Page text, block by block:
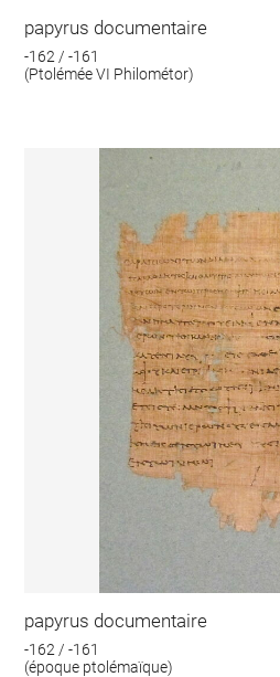
papyrus documentaire
-162 / -161
(Ptolémée VI Philométor)
papyrus documentaire
-162 / -161
(époque ptolémaïque)